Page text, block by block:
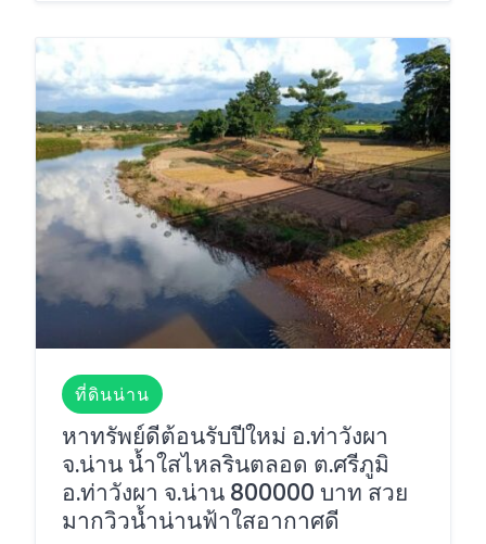
ที่ดินน่าน
หาทรัพย์ดีต้อนรับปีใหม่ อ.ท่าวังผา
จ.น่าน น้ำใสไหลรินตลอด ต.ศรีภูมิ
อ.ท่าวังผา จ.น่าน 800000 บาท สวย
มากวิวน้ำน่านฟ้าใสอากาศดี